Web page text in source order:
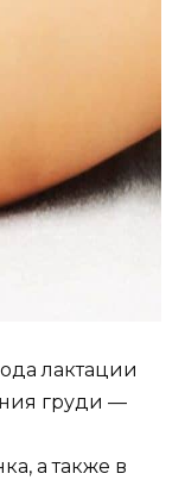
лактации
груди —
а также в